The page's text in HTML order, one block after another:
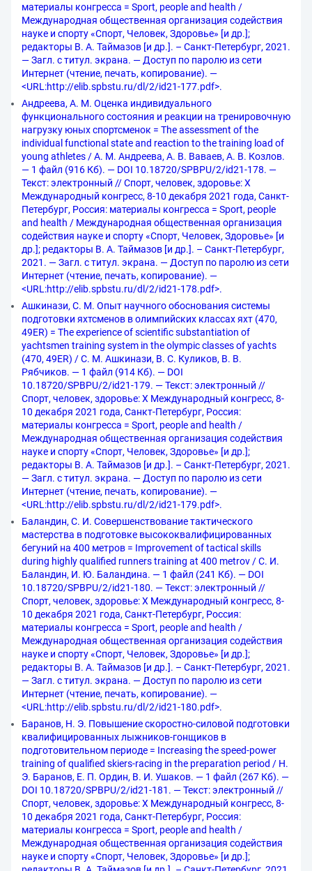
материалы конгресса = Sport, people and health /
Международная общественная организация содействия
науке и спорту «Спорт, Человек, Здоровье» [и др.];
редакторы В. А. Таймазов [и др.]. – Санкт-Петербург, 2021.
— Загл. с титул. экрана. — Доступ по паролю из сети
Интернет (чтение, печать, копирование). —
<URL:http://elib.spbstu.ru/dl/2/id21-177.pdf>.
Андреева, А. М. Оценка индивидуального
функционального состояния и реакции на тренировочную
нагрузку юных спортсменок = The assessment of the
individual functional state and reaction to the training load of
young athletes / А. М. Андреева, А. В. Ваваев, А. В. Козлов.
— 1 файл (916 Кб). — DOI 10.18720/SPBPU/2/id21-178. —
Текст: электронный // Спорт, человек, здоровье: X
Международный конгресс, 8-10 декабря 2021 года, Санкт-
Петербург, Россия: материалы конгресса = Sport, people
and health / Международная общественная организация
содействия науке и спорту «Спорт, Человек, Здоровье» [и
др.]; редакторы В. А. Таймазов [и др.]. – Санкт-Петербург,
2021. — Загл. с титул. экрана. — Доступ по паролю из сети
Интернет (чтение, печать, копирование). —
<URL:http://elib.spbstu.ru/dl/2/id21-178.pdf>.
Ашкинази, С. М. Опыт научного обоснования системы
подготовки яхтсменов в олимпийских классах яхт (470,
49ЕR) = The experience of scientific substantiation of
yachtsmen training system in the olympic classes of yachts
(470, 49ER) / С. М. Ашкинази, В. С. Куликов, В. В.
Рябчиков. — 1 файл (914 Кб). — DOI
10.18720/SPBPU/2/id21-179. — Текст: электронный //
Спорт, человек, здоровье: X Международный конгресс, 8-
10 декабря 2021 года, Санкт-Петербург, Россия:
материалы конгресса = Sport, people and health /
Международная общественная организация содействия
науке и спорту «Спорт, Человек, Здоровье» [и др.];
редакторы В. А. Таймазов [и др.]. – Санкт-Петербург, 2021.
— Загл. с титул. экрана. — Доступ по паролю из сети
Интернет (чтение, печать, копирование). —
<URL:http://elib.spbstu.ru/dl/2/id21-179.pdf>.
Баландин, С. И. Совершенствование тактического
мастерства в подготовке высококвалифицированных
бегуний на 400 метров = Improvement of tactical skills
during highly qualified runners training at 400 metrov / С. И.
Баландин, И. Ю. Баландина. — 1 файл (241 Кб). — DOI
10.18720/SPBPU/2/id21-180. — Текст: электронный //
Спорт, человек, здоровье: X Международный конгресс, 8-
10 декабря 2021 года, Санкт-Петербург, Россия:
материалы конгресса = Sport, people and health /
Международная общественная организация содействия
науке и спорту «Спорт, Человек, Здоровье» [и др.];
редакторы В. А. Таймазов [и др.]. – Санкт-Петербург, 2021.
— Загл. с титул. экрана. — Доступ по паролю из сети
Интернет (чтение, печать, копирование). —
<URL:http://elib.spbstu.ru/dl/2/id21-180.pdf>.
Баранов, Н. Э. Повышение скоростно-силовой подготовки
квалифицированных лыжников-гонщиков в
подготовительном периоде = Increasing the speed-power
training of qualified skiers-racing in the preparation period / Н.
Э. Баранов, Е. П. Ордин, В. И. Ушаков. — 1 файл (267 Кб). —
DOI 10.18720/SPBPU/2/id21-181. — Текст: электронный //
Спорт, человек, здоровье: X Международный конгресс, 8-
10 декабря 2021 года, Санкт-Петербург, Россия:
материалы конгресса = Sport, people and health /
Международная общественная организация содействия
науке и спорту «Спорт, Человек, Здоровье» [и др.];